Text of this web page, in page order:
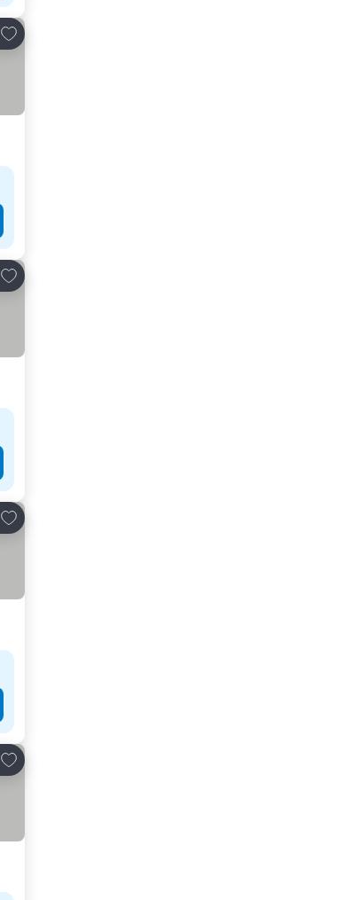
Dodati u favorite
Dodati u favorite
Dodati u favorite
Dodati u favorite